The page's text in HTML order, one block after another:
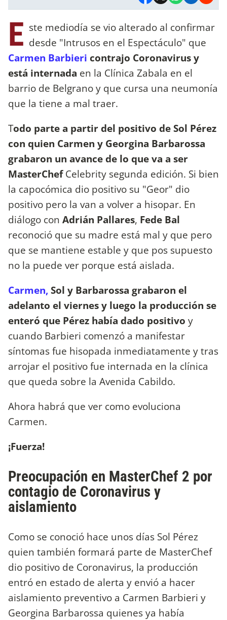
E ste mediodía se vio alterado al confirmar
desde "Intrusos en el Espectáculo" que
Carmen Barbieri contrajo Coronavirus y
está internada en la Clínica Zabala en el
barrio de Belgrano y que cursa una neumonía
que la tiene a mal traer.
Todo parte a partir del positivo de Sol Pérez
con quien Carmen y Georgina Barbarossa
grabaron un avance de lo que va a ser
MasterChefCelebrity segunda edición. Si bien
la capocómica dio positivo su "Geor" dio
positivo pero la van a volver a hisopar. En
diálogo con Adrián Pallares, Fede Bal
reconoció que su madre está mal y que pero
que se mantiene estable y que pos supuesto
no la puede ver porque está aislada.
Carmen,Sol y Barbarossa grabaron el
adelanto el viernes y luego la producción se
enteró que Pérez había dado positivo y
cuando Barbieri comenzó a manifestar
síntomas fue hisopada inmediatamente y tras
arrojar el positivo fue internada en la clínica
que queda sobre la Avenida Cabildo.
Ahora habrá que ver como evoluciona
Carmen.
¡Fuerza!
Preocupación en MasterChef 2 por
contagio de Coronavirus y
aislamiento
Como se conoció hace unos días Sol Pérez
quien también formará parte de MasterChef
dio positivo de Coronavirus, la producción
entró en estado de alerta y envió a hacer
aislamiento preventivo a Carmen Barbieri y
Georgina Barbarossa quienes ya había